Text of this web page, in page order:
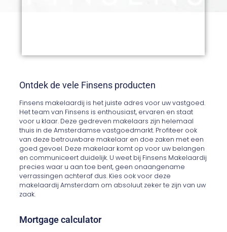
Ontdek de vele Finsens producten
Finsens makelaardij is het juiste adres voor uw vastgoed.
Het team van Finsens is enthousiast, ervaren en staat
voor u klaar. Deze gedreven makelaars zijn helemaal
thuis in de Amsterdamse vastgoedmarkt. Profiteer ook
van deze betrouwbare makelaar en doe zaken met een
goed gevoel. Deze makelaar komt op voor uw belangen
en communiceert duidelijk. U weet bij Finsens Makelaardij
precies waar u aan toe bent, geen onaangename
verrassingen achteraf dus. Kies ook voor deze
makelaardij Amsterdam om absoluut zeker te zijn van uw
zaak.
Mortgage calculator